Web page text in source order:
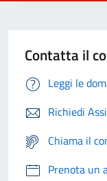
Contatta il
Leggi le
Richiedi
Chiama il
Prenota un